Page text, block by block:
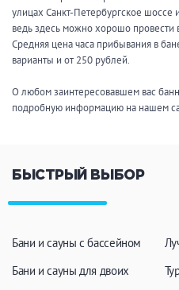
улицах Санкт-Петербургское шоссе
ведь здесь можно хорошо провести
Средняя цена часа прибывания в
варианты и от 250 рублей.
О любом заинтересовавшем вас
подробную информацию на нашем
БЫСТРЫЙ ВЫБОР
Бани и сауны с бассейном
Бани и сауны для двоих